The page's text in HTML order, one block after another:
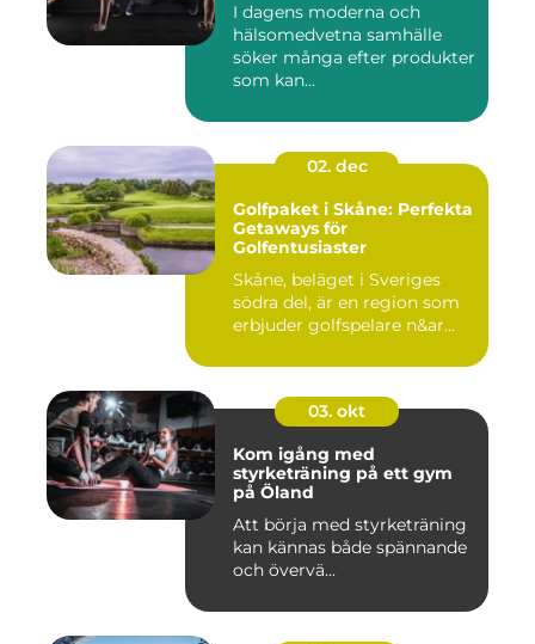
I dagens moderna och
hälsomedvetna samhälle
söker många efter produkter
som kan...
02. dec
Golfpaket i Skåne: Perfekta
Getaways för
Golfentusiaster
Skåne, beläget i Sveriges
södra del, är en region som
erbjuder golfspelare n&ar...
03. okt
Kom igång med
styrketräning på ett gym
på Öland
Att börja med styrketräning
kan kännas både spännande
och övervä...